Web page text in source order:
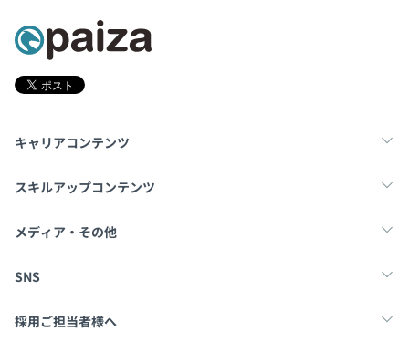
合さんは、いたりいなかったり。
キャリアコンテンツ
転職・キャリア
スキルアップコンテンツ
学習
メディア・その他
Tech Team Journal
SNS
X
採用ご担当者様へ